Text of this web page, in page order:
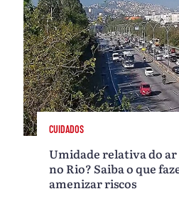
CUIDADOS
Umidade relativa do ar
no Rio? Saiba o que
amenizar riscos